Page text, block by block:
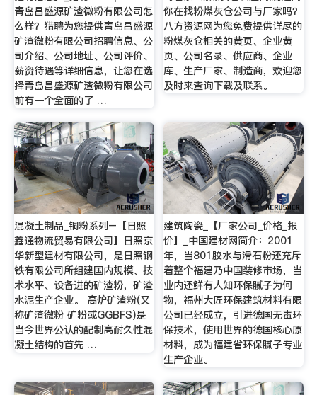
青岛昌盛源矿渣微粉有限公司怎
么样？猎聘为您提供青岛昌盛源
矿渣微粉有限公司招聘信息、公
司介绍、公司地址、公司评价、
薪资待遇等详细信息，让您在选
择青岛昌盛源矿渣微粉有限公司
前有一个全面的了 …
你在找粉煤灰仓公司与厂家吗？
八方资源网为您免费提供详尽的
粉煤灰仓相关的黄页、企业黄
页、公司名录、供应商、企业
库、生产厂家、制造商，欢迎您
及时来查询下载及联系。
混凝土制品_铜粉系列–【日照
鑫通物流贸易有限公司】日照京
华新型建材有限公司，是日照钢
铁有限公司所组建国内规模、技
术水平、设备进的矿渣粉，矿渣
水泥生产企业。 高炉矿渣粉(又
称矿渣微粉 矿粉或GGBFS)是
当今世界公认的配制高耐久性混
凝土结构的首先 …
建筑陶瓷_【厂家公司_价格_报
价】_中国建材网简介：2001
年，当801胶水与滑石粉还充斥
着整个福建乃中国装修市场，当
业内还鲜有人知环保腻子为何
物，福州大匠环保建筑材料有限
公司已经成立，引进德国无毒环
保技术，使用世界的德国核心原
材料，成为福建省环保腻子专业
生产企业。